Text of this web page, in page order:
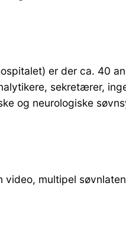
er der ca. 40
sekretærer,
og neurologiske
multipel